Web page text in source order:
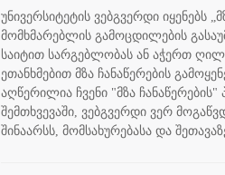
უნივერსიტეტის ვებგვერდი იყენებს
მომხმარებლის გამოცდილების
საიტით სარგებლობას ან აჭერთ
ეთანხმებით მზა ჩანაწერების
აღწერილია ჩვენი "მზა
შემთხვევაში, ვებგვერდი ვერ
შინაარსს, მომსახურებასა და